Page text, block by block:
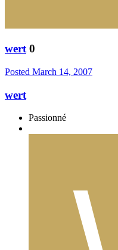
wert 0
Posted March 14, 2007
wert
Passionné